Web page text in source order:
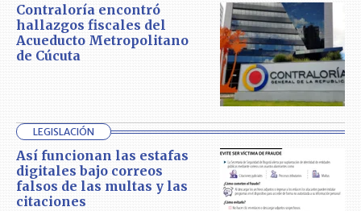
Contraloría encontró
hallazgos fiscales del
Acueducto Metropolitano
de Cúcuta
LEGISLACIÓN
Así funcionan las estafas
digitales bajo correos
falsos de las multas y las
citaciones